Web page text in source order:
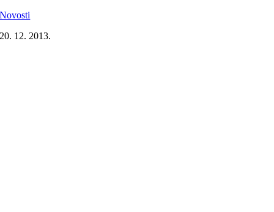
Novosti
20. 12. 2013.